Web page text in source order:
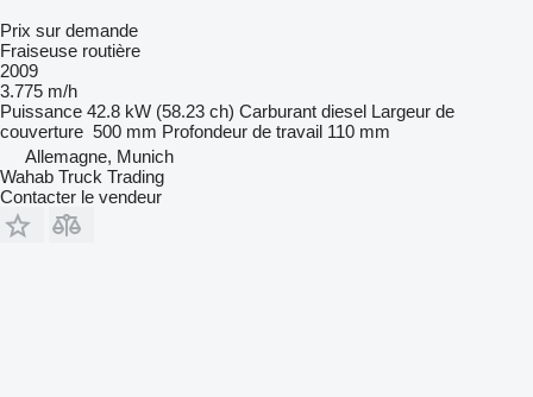
Prix sur demande
Fraiseuse routière
2009
3.775 m/h
Puissance 42.8 kW (58.23 ch) Carburant diesel Largeur de
couverture 500 mm Profondeur de travail 110 mm
Allemagne, Munich
Wahab Truck Trading
Contacter le vendeur